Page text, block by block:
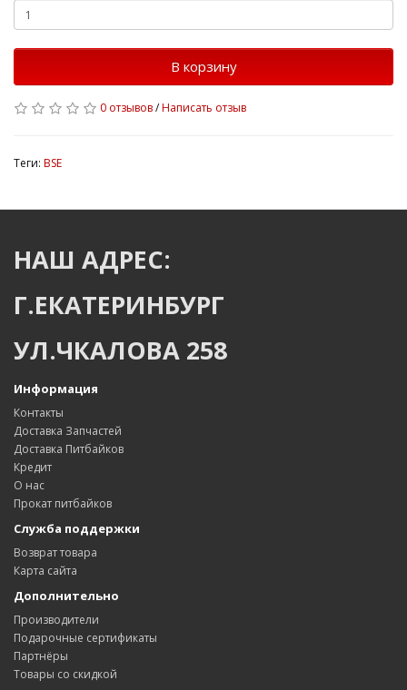
В корзину
0 отзывов/Написать отзыв
Теги: BSE
НАШ АДРЕС:
Г.ЕКАТЕРИНБУРГ
УЛ.ЧКАЛОВА 258
Информация
Контакты
Доставка Запчастей
Доставка Питбайков
Кредит
О нас
Прокат питбайков
Служба поддержки
Возврат товара
Карта сайта
Дополнительно
Производители
Подарочные сертификаты
Партнёры
Товары со скидкой